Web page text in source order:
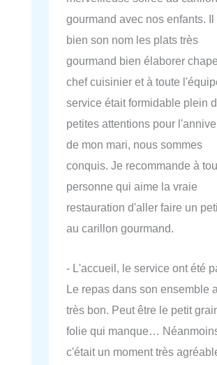
gourmand avec nos enfants. Il
bien son nom les plats très
gourmand bien élaborer
chef cuisinier et à toute
service était formidable plein
petites attentions pour
de mon mari, nous sommes
conquis. Je recommande à
personne qui aime la vraie
restauration d'aller faire un
au carillon gourmand.
- L'accueil, le service ont été
Le repas dans son ensemble
très bon. Peut être le petit
folie qui manque…
c'était un moment très